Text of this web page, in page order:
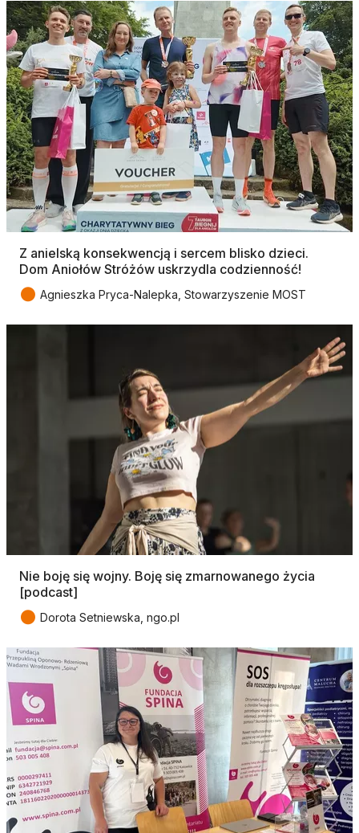
Z anielską konsekwencją i sercem blisko dzieci.
Dom Aniołów Stróżów uskrzydla codzienność!
● Agnieszka Pryca-Nalepka, Stowarzyszenie MOST
Nie boję się wojny. Boję się zmarnowanego życia
[podcast]
● Dorota Setniewska, ngo.pl